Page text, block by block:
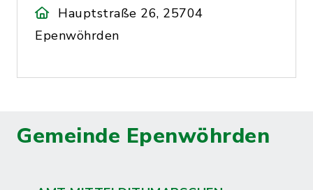
Hauptstraße 26, 25704
Epenwöhrden
Gemeinde Epenwöhrden